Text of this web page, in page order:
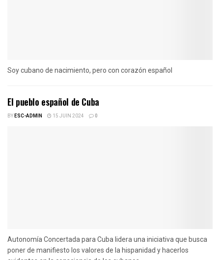
Soy cubano de nacimiento, pero con corazón español
El pueblo español de Cuba
BYESC-ADMIN 15 JUIN 2024 0
Autonomía Concertada para Cuba lidera una iniciativa que busca
poner de manifiesto los valores de la hispanidad y hacerlos